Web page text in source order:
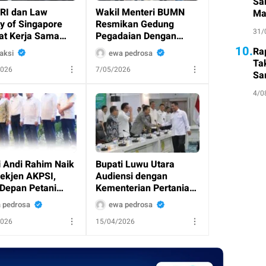
dan Law
of Singapore
Kerja Sama
Bahas Investasi
Wakil Menteri BUMN
Resmikan Gedung
Pegadaian Dengan
Konsep Green Building
Di Kramat Raya
ewa pedrosa
7/05/2026
Andi Rahim Naik
AKPSI,
Petani
Utara
Cerah
pedrosa
Bupati Luwu Utara
Audiensi dengan
Kementerian Pertanian,
Dorong Program
Strategis Sektor
Pertanian
ewa pedrosa
15/04/2026
31/
10.
4/